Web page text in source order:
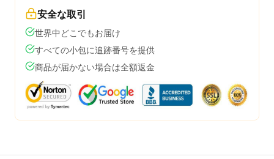
安全な取引
世界中どこでもお届け
すべての小包に追跡番号を提供
商品が届かない場合は全額返金